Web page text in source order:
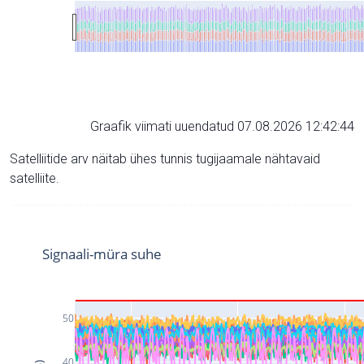
Graafik viimati uuendatud 07.08.2026 12:42:44
Satelliitide arv näitab ühes tunnis tugijaamale nähtavaid
satelliite.
50
Signaali-müra suhe